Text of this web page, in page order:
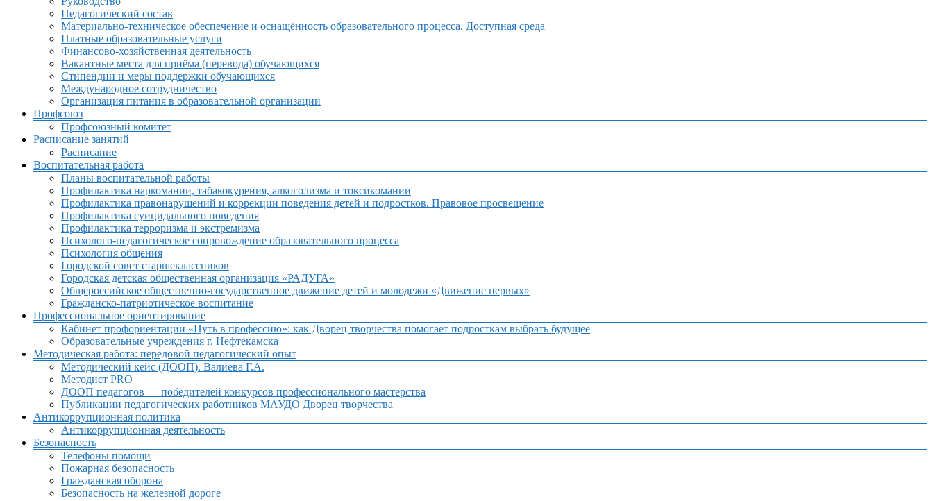
Педагогический состав
Материально-техническое обеспечение и оснащённость образовательного процесса. Доступная среда
Платные образовательные услуги
Финансово-хозяйственная деятельность
Вакантные места для приёма (перевода) обучающихся
Стипендии и меры поддержки обучающихся
Международное сотрудничество
Организация питания в образовательной организации
Профсоюз
Профсоюзный комитет
Расписание занятий
Расписание
Воспитательная работа
Планы воспитательной работы
Профилактика наркомании, табакокурения, алкоголизма и токсикомании
Профилактика правонарушений и коррекции поведения детей и подростков. Правовое просвещение
Профилактика суицидального поведения
Профилактика терроризма и экстремизма
Психолого-педагогическое сопровождение образовательного процесса
Психология общения
Городской совет старшеклассников
Городская детская общественная организация «РАДУГА»
Общероссийское общественно-государственное движение детей и молодежи «Движение первых»
Гражданско-патриотическое воспитание
Профессиональное ориентирование
Кабинет профориентации «Путь в профессию»: как Дворец творчества помогает подросткам выбрать будущее
Образовательные учреждения г. Нефтекамска
Методическая работа: передовой педагогический опыт
Методический кейс (ДООП). Валиева Г.А.
Методист PRO
ДООП педагогов — победителей конкурсов профессионального мастерства
Публикации педагогических работников МАУДО Дворец творчества
Антикоррупционная политика
Антикоррупционная деятельность
Безопасность
Телефоны помощи
Пожарная безопасность
Гражданская оборона
Безопасность на железной дороге